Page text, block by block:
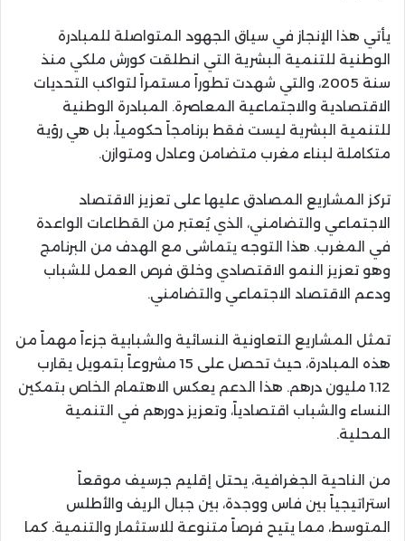
يأتي هذا الإنجاز في سياق الجهود المتواصلة للمبادرة
الوطنية للتنمية البشرية التي انطلقت كورش ملكي منذ
سنة 2005، والتي شهدت تطوراً مستمراً لتواكب التحديات
الاقتصادية والاجتماعية المعاصرة. المبادرة الوطنية
للتنمية البشرية ليست فقط برنامجاً حكومياً، بل هي رؤية
متكاملة لبناء مغرب متضامن وعادل ومتوازن.
تركز المشاريع المصادق عليها على تعزيز الاقتصاد
الاجتماعي والتضامني، الذي يُعتبر من القطاعات الواعدة
في المغرب. هذا التوجه يتماشى مع الهدف من البرنامج
وهو تعزيز النمو الاقتصادي وخلق فرص العمل للشباب
ودعم الاقتصاد الاجتماعي والتضامني.
تمثل المشاريع التعاونية النسائية والشبابية جزءاً مهماً من
هذه المبادرة، حيث تحصل على 15 مشروعاً بتمويل يقارب
1.12 مليون درهم. هذا الدعم يعكس الاهتمام الخاص بتمكين
النساء والشباب اقتصادياً، وتعزيز دورهم في التنمية
المحلية.
من الناحية الجغرافية، يحتل إقليم جرسيف موقعاً
استراتيجياً بين فاس ووجدة، بين جبال الريف والأطلس
المتوسط، مما يتيح فرصاً متنوعة للاستثمار والتنمية. كما